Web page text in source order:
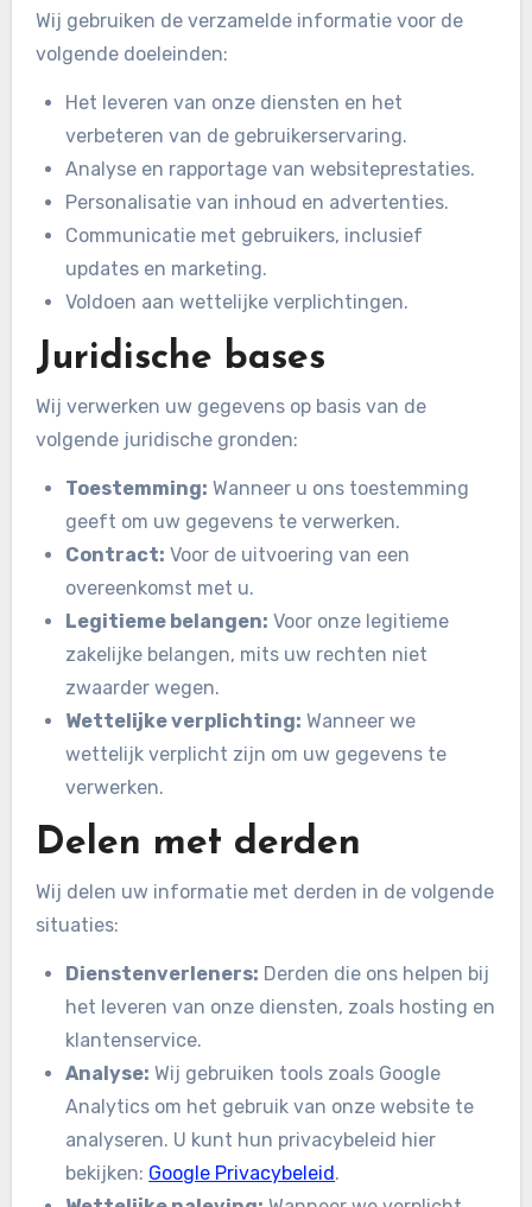
Wij gebruiken de verzamelde informatie voor de
volgende doeleinden:
Het leveren van onze diensten en het
verbeteren van de gebruikerservaring.
Analyse en rapportage van websiteprestaties.
Personalisatie van inhoud en advertenties.
Communicatie met gebruikers, inclusief
updates en marketing.
Voldoen aan wettelijke verplichtingen.
Juridische bases
Wij verwerken uw gegevens op basis van de
volgende juridische gronden:
Toestemming: Wanneer u ons toestemming
geeft om uw gegevens te verwerken.
Contract: Voor de uitvoering van een
overeenkomst met u.
Legitieme belangen: Voor onze legitieme
zakelijke belangen, mits uw rechten niet
zwaarder wegen.
Wettelijke verplichting: Wanneer we
wettelijk verplicht zijn om uw gegevens te
verwerken.
Delen met derden
Wij delen uw informatie met derden in de volgende
situaties:
Dienstenverleners: Derden die ons helpen bij
het leveren van onze diensten, zoals hosting en
klantenservice.
Analyse: Wij gebruiken tools zoals Google
Analytics om het gebruik van onze website te
analyseren. U kunt hun privacybeleid hier
bekijken: Google Privacybeleid.